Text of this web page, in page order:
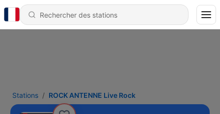
Stations ROCK ANTENNE Live Rock